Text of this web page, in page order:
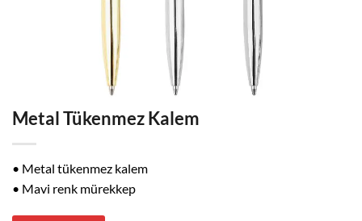
Metal Tükenmez Kalem
• Metal tükenmez kalem
• Mavi renk mürekkep